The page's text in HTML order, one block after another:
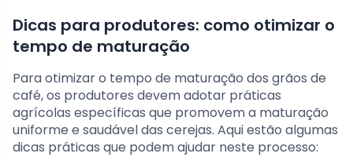
Dicas para produtores: como otimizar o
tempo de maturação
Para otimizar o tempo de maturação dos grãos de
café, os produtores devem adotar práticas
agrícolas específicas que promovem a maturação
uniforme e saudável das cerejas. Aqui estão algumas
dicas práticas que podem ajudar neste processo: